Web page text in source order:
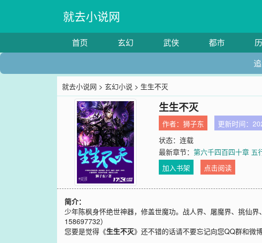
就去小说网
首页 玄幻 武侠 都市
就去小说网 >玄幻小说 > 生生不灭
生生不灭
作者：狮子东 更新时间：
状态：连载
最新章节：第六千四百四十章 五
加入书架
点击阅读
简介：
少年陈枫身怀绝世神器，修盖世魔功。战人界、屠魔界、挑仙
158697732）
您要是觉得《生生不灭》还不错的话请不要忘记向您QQ群和微